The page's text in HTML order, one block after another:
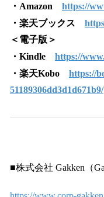
・Amazon https://
・楽天ブックス
＜電子版＞
・Kindle https://
・楽天Kobo https://
51189306dd3d1d671b9/
■株式会社 Gakken（